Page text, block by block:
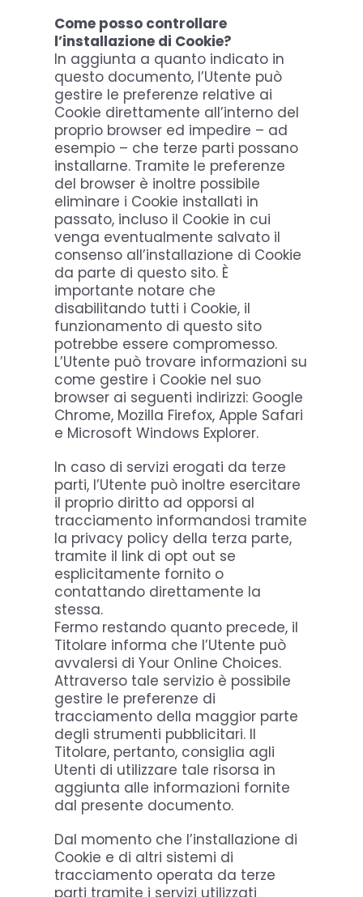
Come posso controllare
l’installazione di Cookie?
In aggiunta a quanto indicato in
questo documento, l’Utente può
gestire le preferenze relative ai
Cookie direttamente all’interno del
proprio browser ed impedire – ad
esempio – che terze parti possano
installarne. Tramite le preferenze
del browser è inoltre possibile
eliminare i Cookie installati in
passato, incluso il Cookie in cui
venga eventualmente salvato il
consenso all’installazione di Cookie
da parte di questo sito. È
importante notare che
disabilitando tutti i Cookie, il
funzionamento di questo sito
potrebbe essere compromesso.
L’Utente può trovare informazioni su
come gestire i Cookie nel suo
browser ai seguenti indirizzi: Google
Chrome, Mozilla Firefox, Apple Safari
e Microsoft Windows Explorer.
In caso di servizi erogati da terze
parti, l’Utente può inoltre esercitare
il proprio diritto ad opporsi al
tracciamento informandosi tramite
la privacy policy della terza parte,
tramite il link di opt out se
esplicitamente fornito o
contattando direttamente la
stessa.
Fermo restando quanto precede, il
Titolare informa che l’Utente può
avvalersi di Your Online Choices.
Attraverso tale servizio è possibile
gestire le preferenze di
tracciamento della maggior parte
degli strumenti pubblicitari. Il
Titolare, pertanto, consiglia agli
Utenti di utilizzare tale risorsa in
aggiunta alle informazioni fornite
dal presente documento.
Dal momento che l’installazione di
Cookie e di altri sistemi di
tracciamento operata da terze
parti tramite i servizi utilizzati